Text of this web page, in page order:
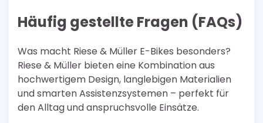
Häufig gestellte Fragen (FAQs)
Was macht Riese & Müller E-Bikes besonders?
Riese & Müller bieten eine Kombination aus
hochwertigem Design, langlebigen Materialien
und smarten Assistenzsystemen – perfekt für
den Alltag und anspruchsvolle Einsätze.